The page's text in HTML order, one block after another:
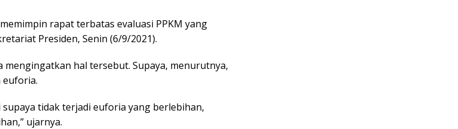
rapat terbatas evaluasi PPKM yang
Presiden, Senin (6/9/2021).
mengingatkan hal tersebut. Supaya, menurutnya,
euforia.
tidak terjadi euforia yang berlebihan,
ujarnya.